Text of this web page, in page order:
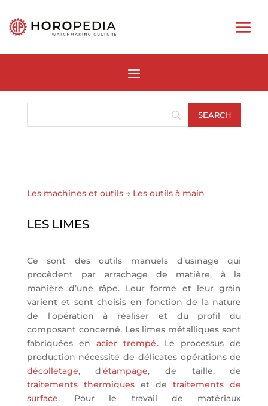
Les machines et outils → Les outils à main
LES LIMES
Ce sont des outils manuels d’usinage qui
procèdent par arrachage de matière, à la
manière d’une râpe. Leur forme et leur grain
varient et sont choisis en fonction de la nature
de l’opération à réaliser et du profil du
composant concerné. Les limes métalliques sont
fabriquées enacier trempé. Le processus de
production nécessite de délicates opérations de
décolletage, d’étampage, de taille, de
traitements thermiqueset detraitements de
surface. Pour le travail de matériaux